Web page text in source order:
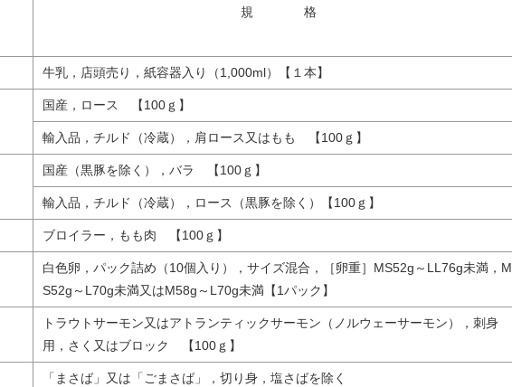
規 格
牛乳，店頭売り，紙容器入り（1,000ml）【１本】
国産，ロース 【100ｇ】
輸入品，チルド（冷蔵），肩ロース又はもも 【100ｇ】
国産（黒豚を除く），バラ 【100ｇ】
輸入品，チルド（冷蔵），ロース（黒豚を除く）【100ｇ】
ブロイラー，もも肉 【100ｇ】
白色卵，パック詰め（10個入り），サイズ混合，［卵重］MS52g～LL76g未満，M
S52g～L70g未満又はM58g～L70g未満【1パック】
トラウトサーモン又はアトランティックサーモン（ノルウェーサーモン），刺身
用，さく又はブロック 【100ｇ】
「まさば」又は「ごまさば」，切り身，塩さばを除く